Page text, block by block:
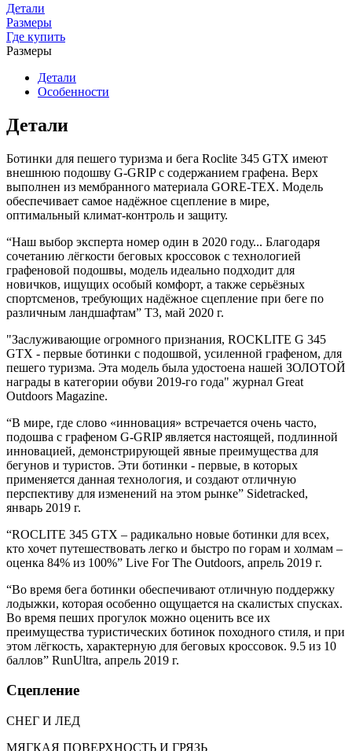
Детали
Размеры
Где купить
Размеры
Детали
Особенности
Детали
Ботинки для пешего туризма и бега Roclite 345 GTX имеют
внешнюю подошву G-GRIP с содержанием графена. Верх
выполнен из мембранного материала GORE-TEX. Модель
обеспечивает самое надёжное сцепление в мире,
оптимальный климат-контроль и защиту.
“Наш выбор эксперта номер один в 2020 году... Благодаря
сочетанию лёгкости беговых кроссовок с технологией
графеновой подошвы, модель идеально подходит для
новичков, ищущих особый комфорт, а также серьёзных
спортсменов, требующих надёжное сцепление при беге по
различным ландшафтам” T3, май 2020 г.
"Заслуживающие огромного признания, ROCKLITE G 345
GTX - первые ботинки с подошвой, усиленной графеном, для
пешего туризма. Эта модель была удостоена нашей ЗОЛОТОЙ
награды в категории обуви 2019-го года" журнал Great
Outdoors Magazine.
“В мире, где слово «инновация» встречается очень часто,
подошва с графеном G-GRIP является настоящей, подлинной
инновацией, демонстрирующей явные преимущества для
бегунов и туристов. Эти ботинки - первые, в которых
применяется данная технология, и создают отличную
перспективу для изменений на этом рынке” Sidetracked,
январь 2019 г.
“ROCLITE 345 GTX – радикально новые ботинки для всех,
кто хочет путешествовать легко и быстро по горам и холмам –
оценка 84% из 100%” Live For The Outdoors, апрель 2019 г.
“Во время бега ботинки обеспечивают отличную поддержку
лодыжки, которая особенно ощущается на скалистых спусках.
Во время пеших прогулок можно оценить все их
преимущества туристических ботинок походного стиля, и при
этом лёгкость, характерную для беговых кроссовок. 9.5 из 10
баллов” RunUltra, апрель 2019 г.
Сцепление
СНЕГ И ЛЕД
МЯГКАЯ ПОВЕРХНОСТЬ И ГРЯЗЬ